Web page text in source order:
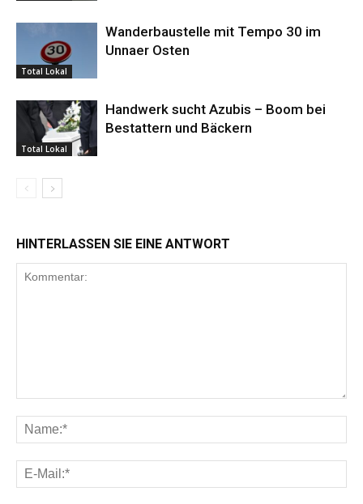
Total Lokal
Wanderbaustelle mit Tempo 30 im
Unnaer Osten
Total Lokal
Handwerk sucht Azubis – Boom bei
Bestattern und Bäckern
HINTERLASSEN SIE EINE ANTWORT